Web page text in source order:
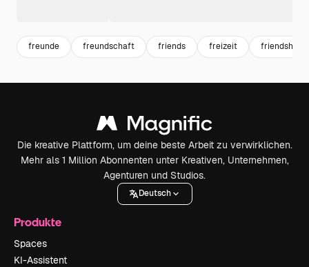
freunde freundschaft friends freizeit friendship
Die kreative Plattform, um deine beste Arbeit zu verwirklichen.
Mehr als 1 Million Abonnenten unter Kreativen, Unternehmen,
Agenturen und Studios.
Deutsch
Produkte
Spaces
KI-Assistent